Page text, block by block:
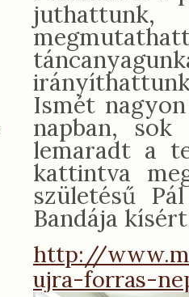
juthattunk,
Ismét
napban,
lemaradt a
kattintva
születésű
Bandája
​http://
ujra-forras-